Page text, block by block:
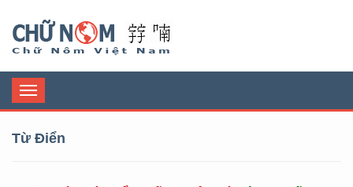
Toggle
navigation
Từ Điển